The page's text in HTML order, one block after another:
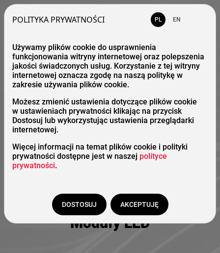
Moduły LED
POLITYKA PRYWATNOŚCI PL EN
Używamy plików cookie do usprawnienia
funkcjonowania witryny internetowej oraz polepszenia
jakości świadczonych usług. Korzystanie z tej witryny
internetowej oznacza zgodę na naszą politykę w
zakresie używania plików cookie.
Możesz zmienić ustawienia dotyczące plików cookie
w ustawieniach prywatności klikając na przycisk
Dostosuj lub wykorzystując ustawienia przeglądarki
internetowej.
Więcej informacji na temat plików cookie i polityki
prywatności dostępne jest w naszej polityce
prywatności.
DOSTOSUJ AKCEPTUJĘ